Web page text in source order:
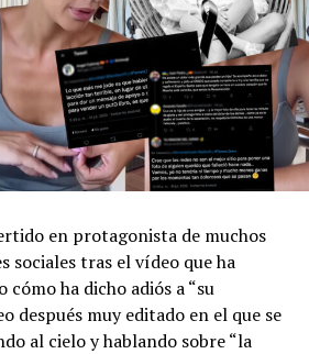
en protagonista de muchos
sociales tras el vídeo que ha
ha dicho adiós a “su
después muy editado en el que se
al cielo y hablando sobre “la